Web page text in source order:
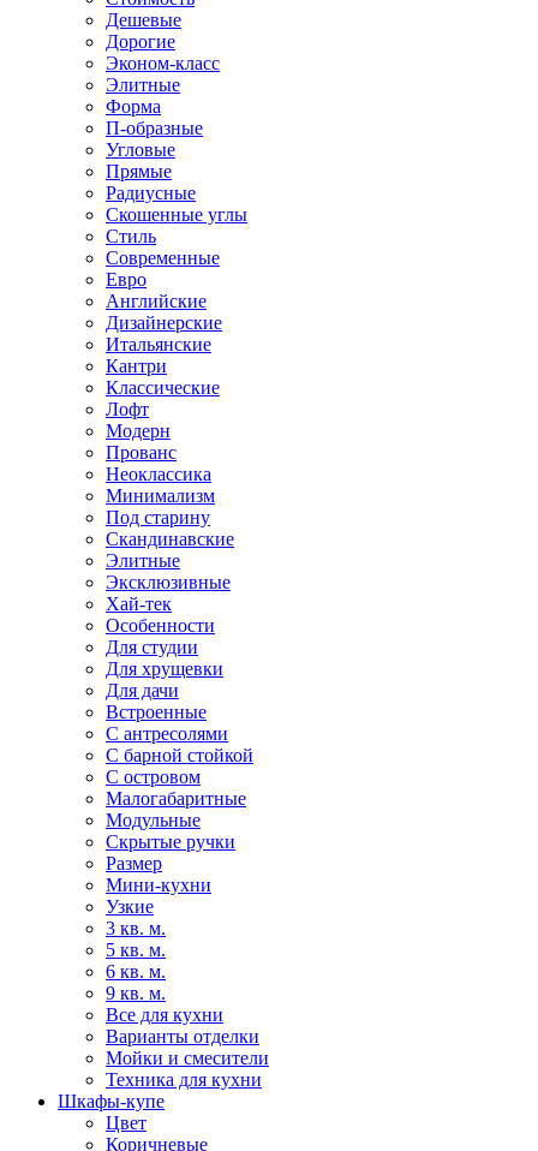
Дешевые
Дорогие
Эконом-класс
Элитные
Форма
П-образные
Угловые
Прямые
Радиусные
Скошенные углы
Стиль
Современные
Евро
Английские
Дизайнерские
Итальянские
Кантри
Классические
Лофт
Модерн
Прованс
Неоклассика
Минимализм
Под старину
Скандинавские
Элитные
Эксклюзивные
Хай-тек
Особенности
Для студии
Для хрущевки
Для дачи
Встроенные
С антресолями
С барной стойкой
С островом
Малогабаритные
Модульные
Скрытые ручки
Размер
Мини-кухни
Узкие
3 кв. м.
5 кв. м.
6 кв. м.
9 кв. м.
Все для кухни
Варианты отделки
Мойки и смесители
Техника для кухни
Шкафы-купе
Цвет
Коричневые